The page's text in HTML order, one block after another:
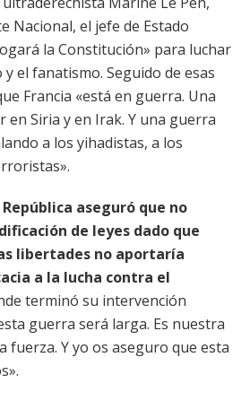
Nacional, el jefe de Estado
la Constitución» para luchar
el fanatismo. Seguido de esas
Francia «está en guerra. Una
Siria y en Irak. Y una guerra
a los yihadistas, a los
aseguró que no
de leyes dado que
libertades no aportaría
a la lucha contra el
terminó su intervención
guerra será larga. Es nuestra
fuerza. Y yo os aseguro que esta